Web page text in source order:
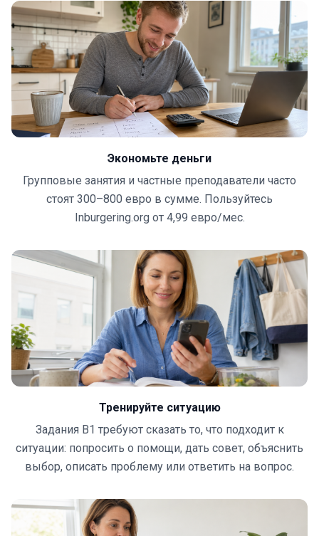
Экономьте деньги
Групповые занятия и частные преподаватели часто
стоят 300–800 евро в сумме. Пользуйтесь
Inburgering.org от 4,99 евро/мес.
Тренируйте ситуацию
Задания B1 требуют сказать то, что подходит к
ситуации: попросить о помощи, дать совет, объяснить
выбор, описать проблему или ответить на вопрос.